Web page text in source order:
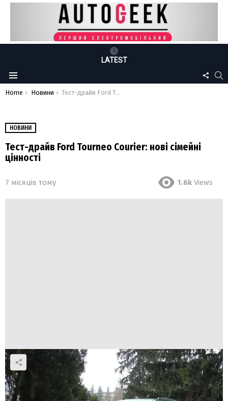
LATEST
Menu
US
You are here:
Home Новини Тест-драйв Ford Tourneo Courier: нові сімейні цінності
НОВИНИ
Тест-драйв Ford Tourneo Courier: нові сімейні
цінності
7 місяців тому 1.6k Views